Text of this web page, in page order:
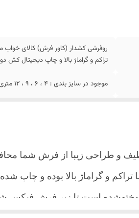
روفرشی کشدار (کاور فرش) کالای
تراکم و گراماژ بالا و چاپ
موجود در سایز بندی : 4 ، 6 ، 9 ، 12 متری
و طراحی زیبا از فرش شما
تراکم و گراماژ بالا بوده و چاپ
است تا زیر فرش